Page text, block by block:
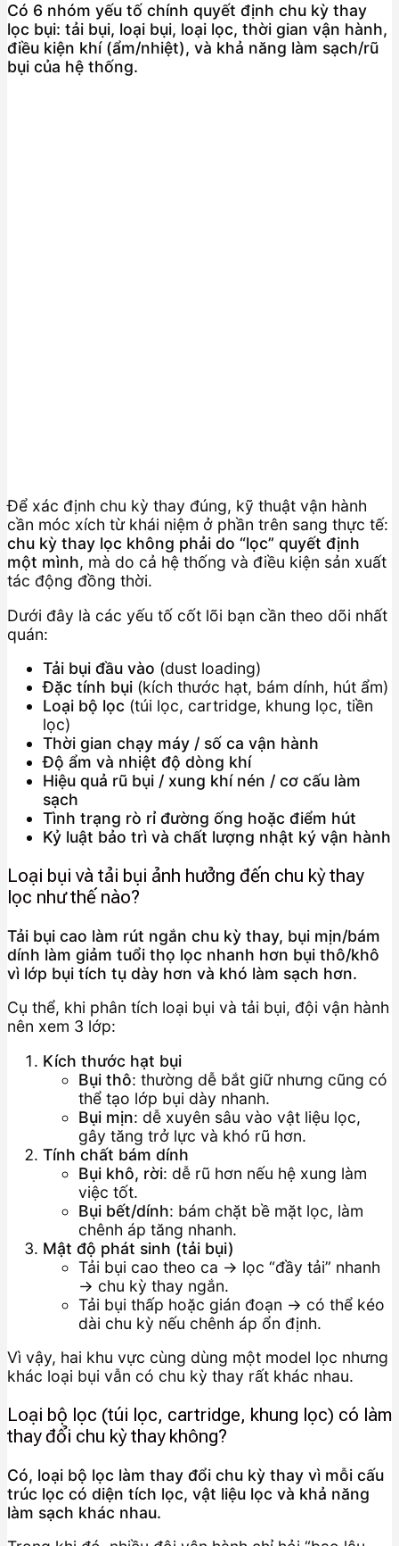
Có 6 nhóm yếu tố chính quyết định chu kỳ thay
lọc bụi: tải bụi, loại bụi, loại lọc, thời gian vận hành,
điều kiện khí (ẩm/nhiệt), và khả năng làm sạch/rũ
bụi của hệ thống.
Để xác định chu kỳ thay đúng, kỹ thuật vận hành
cần móc xích từ khái niệm ở phần trên sang thực tế:
chu kỳ thay lọc không phải do “lọc” quyết định
một mình, mà do cả hệ thống và điều kiện sản xuất
tác động đồng thời.
Dưới đây là các yếu tố cốt lõi bạn cần theo dõi nhất
quán:
Tải bụi đầu vào (dust loading)
Đặc tính bụi (kích thước hạt, bám dính, hút ẩm)
Loại bộ lọc (túi lọc, cartridge, khung lọc, tiền
lọc)
Thời gian chạy máy / số ca vận hành
Độ ẩm và nhiệt độ dòng khí
Hiệu quả rũ bụi / xung khí nén / cơ cấu làm
sạch
Tình trạng rò rỉ đường ống hoặc điểm hút
Kỷ luật bảo trì và chất lượng nhật ký vận hành
Loại bụi và tải bụi ảnh hưởng đến chu kỳ thay
lọc như thế nào?
Tải bụi cao làm rút ngắn chu kỳ thay, bụi mịn/bám
dính làm giảm tuổi thọ lọc nhanh hơn bụi thô/khô
vì lớp bụi tích tụ dày hơn và khó làm sạch hơn.
Cụ thể, khi phân tích loại bụi và tải bụi, đội vận hành
nên xem 3 lớp:
Kích thước hạt bụi
Bụi thô: thường dễ bắt giữ nhưng cũng có
thể tạo lớp bụi dày nhanh.
Bụi mịn: dễ xuyên sâu vào vật liệu lọc,
gây tăng trở lực và khó rũ hơn.
Tính chất bám dính
Bụi khô, rời: dễ rũ hơn nếu hệ xung làm
việc tốt.
Bụi bết/dính: bám chặt bề mặt lọc, làm
chênh áp tăng nhanh.
Mật độ phát sinh (tải bụi)
Tải bụi cao theo ca → lọc “đầy tải” nhanh
→ chu kỳ thay ngắn.
Tải bụi thấp hoặc gián đoạn → có thể kéo
dài chu kỳ nếu chênh áp ổn định.
Vì vậy, hai khu vực cùng dùng một model lọc nhưng
khác loại bụi vẫn có chu kỳ thay rất khác nhau.
Loại bộ lọc (túi lọc, cartridge, khung lọc) có làm
thay đổi chu kỳ thay không?
Có, loại bộ lọc làm thay đổi chu kỳ thay vì mỗi cấu
trúc lọc có diện tích lọc, vật liệu lọc và khả năng
làm sạch khác nhau.